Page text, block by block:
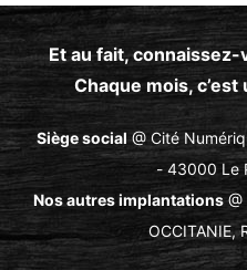
Et au fait, connaissez-
Chaque mois,
Siège social @ Cité
- 43000 Le
Nos autres implantations@
OCCITANIE,